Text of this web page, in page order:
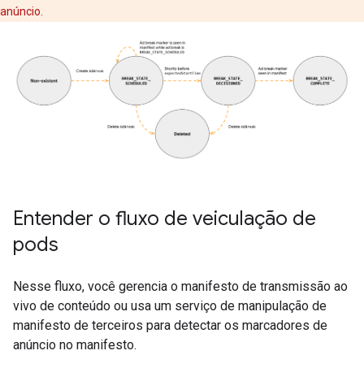
anúncio.
Entender o fluxo de veiculação de
pods
Nesse fluxo, você gerencia o manifesto de transmissão ao
vivo de conteúdo ou usa um serviço de manipulação de
manifesto de terceiros para detectar os marcadores de
anúncio no manifesto.